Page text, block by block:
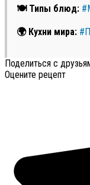
🍽 Типы блюд:
🌍 Кухни мира:
Поделиться с
Оцените рецепт